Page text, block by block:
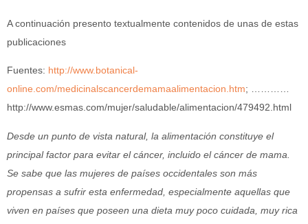
A continuación presento textualmente contenidos de unas de estas
publicaciones
Fuentes: http://www.botanical-
online.com/medicinalscancerdemamaalimentacion.htm; …………
http://www.esmas.com/mujer/saludable/alimentacion/479492.html
Desde un punto de vista natural, la alimentación constituye el
principal factor para evitar el cáncer, incluido el cáncer de mama.
Se sabe que las mujeres de países occidentales son más
propensas a sufrir esta enfermedad, especialmente aquellas que
viven en países que poseen una dieta muy poco cuidada, muy rica